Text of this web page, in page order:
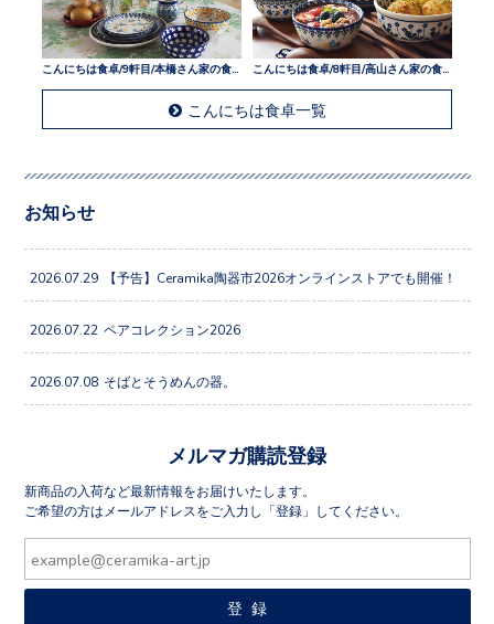
こんにちは食卓/9軒目/本橋さん家の食卓
こんにちは食卓一覧
お知らせ
2026.07.29 【予告】Ceramika陶器市2026オンラインストアでも開催！
2026.07.22 ペアコレクション2026
2026.07.08 そばとそうめんの器。
メルマガ購読登録
新商品の入荷など最新情報をお届けいたします。
ご希望の方はメールアドレスをご入力し「登録」してください。